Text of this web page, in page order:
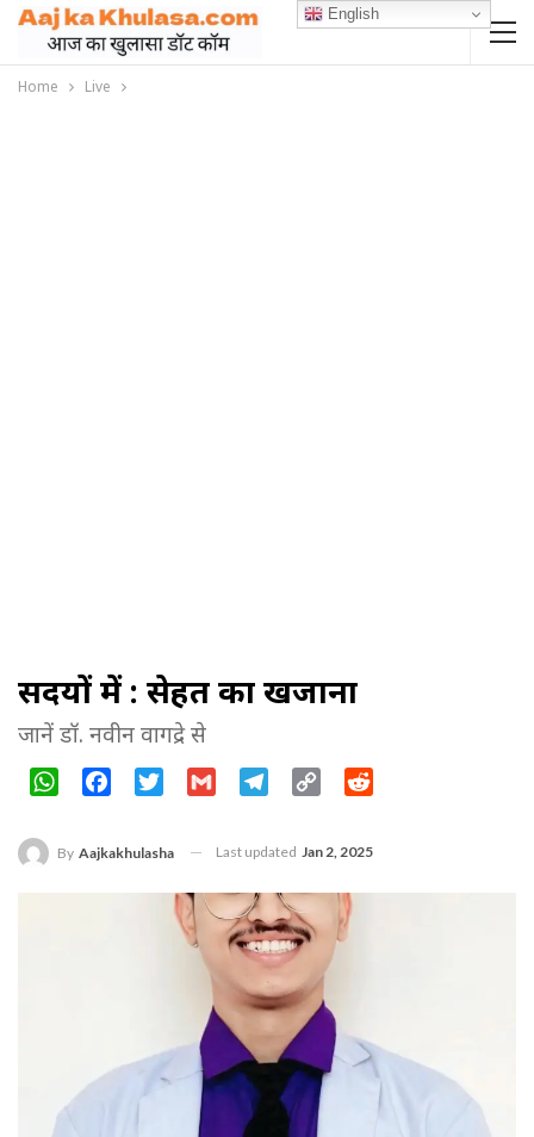
Home Live
सर्दियों में : सेहत का खजाना
जानें डॉ. नवीन वागद्रे से
WhatsAppFacebookTwitter Gmail Telegram
Copy
By Aajkakhulasha Last updated Jan 2, 2025
English